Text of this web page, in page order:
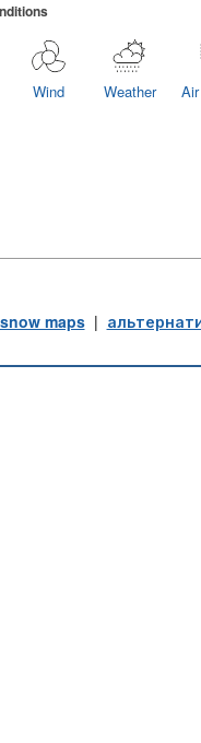
Weather
Wind
maps|